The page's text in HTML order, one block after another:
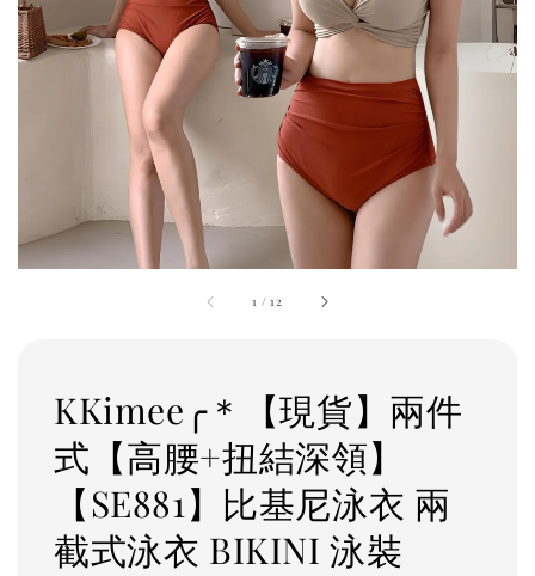
1 /12
KKimee╭＊【現貨】兩件
式【高腰+扭結深領】
【SE881】比基尼泳衣 兩
截式泳衣 BIKINI 泳裝